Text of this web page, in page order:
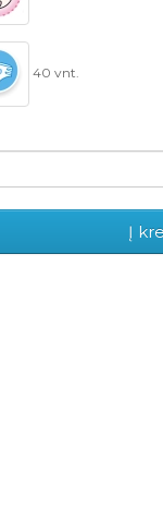
40 vnt.
Į